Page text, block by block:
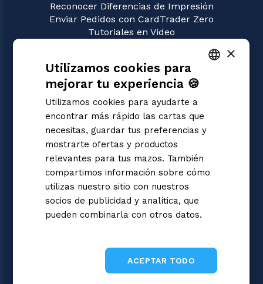
Reconocer Diferencias de Impresión
Enviar Pedidos con CardTrader Zero
Tutoriales en Video
Magic: the Gathering
Pokémon
Yu-Gi-Oh!
Flesh and Blood
Digimon
One Piece
Dragon Ball Super
Cardfight!! Vanguard
Disney Lorcana
Star Wars Unlimited
Union Arena
Riftbound | League of Legends
ITALIAN
×
Utilizamos cookies para
mejorar tu experiencia 🍪
Utilizamos cookies para ayudarte a
encontrar más rápido las cartas que
necesitas, guardar tus preferencias y
mostrarte ofertas y productos
relevantes para tus mazos. También
compartimos información sobre cómo
utilizas nuestro sitio con nuestros
socios de publicidad y analítica, que
pueden combinarla con otros datos.
ACEPTAR TODO